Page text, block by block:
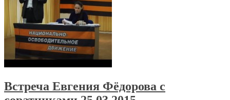
Встреча Евгения Фёдорова с